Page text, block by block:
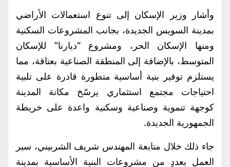
وأشار وزير الإسكان إلى تنوع استعمالات الأراضي
بمدينة السويس الجديدة، بجانب المشروعات السكنية
ومنها الإسكان الحر، ومشروع “ديارنا” للإسكان
المتوسط، بالإضافة إلى المنطقة الصناعية بعتاقة، مما
يستلزم توفير بنية أساسية متطورة قادرة على تلبية
احتياجات مجتمع استثماري يرسّخ مكانة المدينة
كوجهة تنموية وصناعية وسكنية واعدة على خريطة
الجمهورية الجديدة.
جاء ذلك خلال متابعة المهندس شريف الشربيني، سير
العمل بعددٍ من مشروعات البنية الأساسية بمدينة